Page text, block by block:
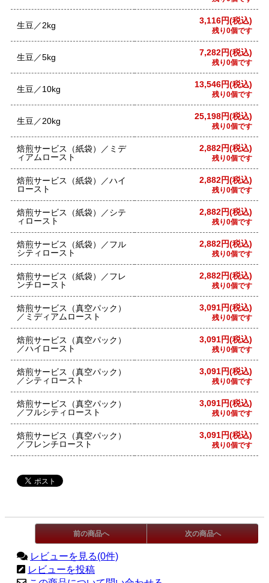
生豆／2kg 3,116円(税込)
残り0個です
生豆／5kg 7,282円(税込)
残り0個です
生豆／10kg 13,546円(税込)
残り0個です
生豆／20kg 25,198円(税込)
残り0個です
焙煎サービス（紙袋）／ミデ
ィアムロースト
2,882円(税込)
残り0個です
焙煎サービス（紙袋）／ハイ
ロースト
2,882円(税込)
残り0個です
焙煎サービス（紙袋）／シテ
ィロースト
2,882円(税込)
残り0個です
焙煎サービス（紙袋）／フル
シティロースト
2,882円(税込)
残り0個です
焙煎サービス（紙袋）／フレ
ンチロースト
2,882円(税込)
残り0個です
焙煎サービス（真空パック）
／ミディアムロースト
3,091円(税込)
残り0個です
焙煎サービス（真空パック）
／ハイロースト
3,091円(税込)
残り0個です
焙煎サービス（真空パック）
／シティロースト
3,091円(税込)
残り0個です
焙煎サービス（真空パック）
／フルシティロースト
3,091円(税込)
残り0個です
焙煎サービス（真空パック）
／フレンチロースト
3,091円(税込)
残り0個です
前の商品へ 次の商品へ
レビューを見る(0件)
レビューを投稿